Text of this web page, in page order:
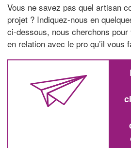
Vous ne savez pas quel artisan
projet ? Indiquez-nous en
ci-dessous, nous cherchons
en relation avec le pro qu’il vous